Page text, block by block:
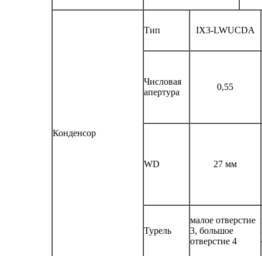
Конденсор
Тип IX3-LWUCDA
Числовая
апертура
0,55
WD 27 мм
Турель
малое отверстие
3, большое
отверстие 4